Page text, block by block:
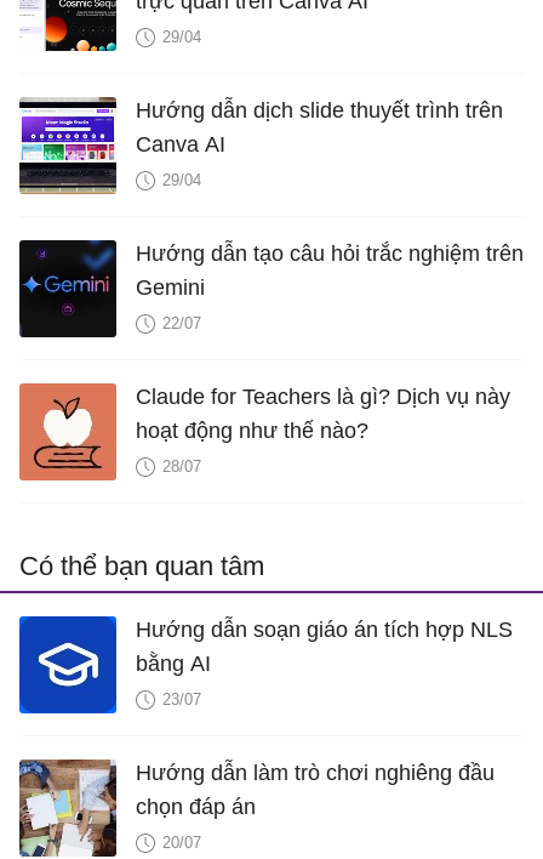
29/04
Hướng dẫn dịch slide thuyết trình trên
Canva AI
29/04
Hướng dẫn tạo câu hỏi trắc nghiệm trên
Gemini
22/07
Claude for Teachers là gì? Dịch vụ này
hoạt động như thế nào?
28/07
Có thể bạn quan tâm
Hướng dẫn soạn giáo án tích hợp NLS
bằng AI
23/07
Hướng dẫn làm trò chơi nghiêng đầu
chọn đáp án
20/07